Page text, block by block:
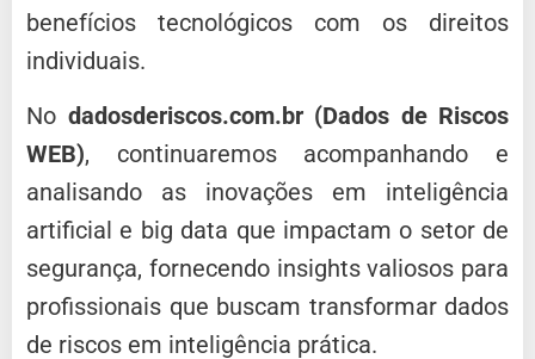
benefícios tecnológicos com os direitos
individuais.
No dadosderiscos.com.br (Dados de Riscos
WEB), continuaremos acompanhando e
analisando as inovações em inteligência
artificial e big data que impactam o setor de
segurança, fornecendo insights valiosos para
profissionais que buscam transformar dados
de riscos em inteligência prática.